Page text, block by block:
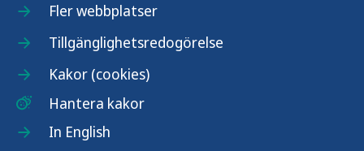
Fler webbplatser
Tillgänglighetsredogörelse
Kakor (cookies)
Hantera kakor
In English